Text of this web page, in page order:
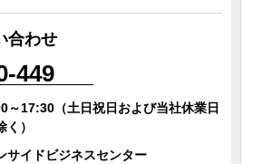
合わせ
449
～17:30（土日祝日および当社休業日
く）
サイドビジネスセンター